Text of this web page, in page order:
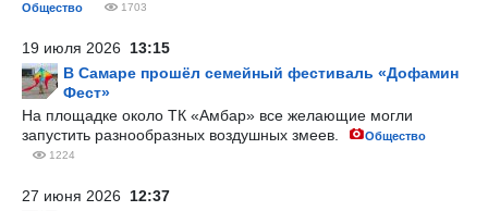
Общество 1703
19 июля 2026 13:15
В Самаре прошёл семейный фестиваль «Дофамин
Фест»
На площадке около ТК «Амбар» все желающие могли
запустить разнообразных воздушных змеев.
Общество
1224
27 июня 2026 12:37